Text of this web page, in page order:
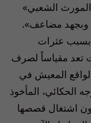
الشعبي»
وبجهد مضاعف».
عثرات
تعد مقياساً لصرف
المعيش في
الحكائي، المأخوذ
اشتغال قصصها